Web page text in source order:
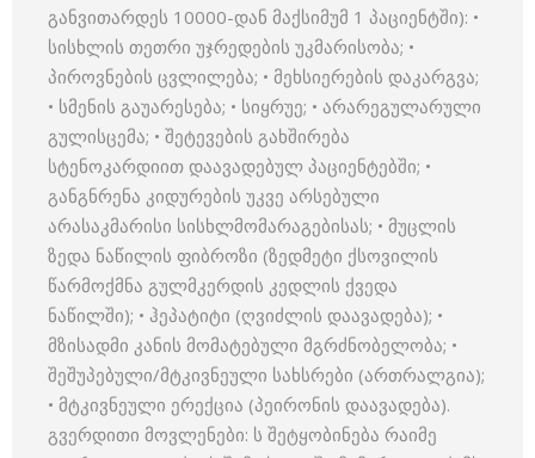
განვითარდეს 10000-დან მაქსიმუმ 1 პაციენტში): •
სისხლის თეთრი უჯრედების უკმარისობა; •
პიროვნების ცვლილება; • მეხსიერების დაკარგვა;
• სმენის გაუარესება; • სიყრუე; • არარეგულარული
გულისცემა; • შეტევების გახშირება
სტენოკარდიით დაავადებულ პაციენტებში; •
განგნრენა კიდურების უკვე არსებული
არასაკმარისი სისხლმომარაგებისას; • მუცლის
ზედა ნაწილის ფიბროზი (ზედმეტი ქსოვილის
წარმოქმნა გულმკერდის კედლის ქვედა
ნაწილში); • ჰეპატიტი (ღვიძლის დაავადება); •
მზისადმი კანის მომატებული მგრძნობელობა; •
შეშუპებული/მტკივნეული სახსრები (ართრალგია);
• მტკივნეული ერექცია (პეირონის დაავადება).
გვერდითი მოვლენები: ს შეტყობინება რაიმე